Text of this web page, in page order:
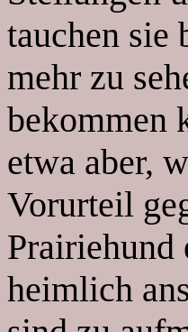
tauchen sie
mehr zu
bekommen
etwa aber,
Vorurteil
Prairiehund
heimlich